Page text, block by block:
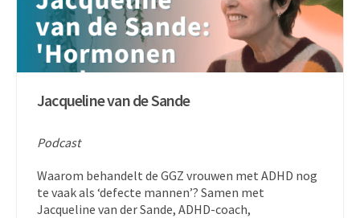
Jacqueline van de Sande
Podcast
Waarom behandelt de GGZ vrouwen met ADHD nog
te vaak als ‘defecte mannen’? Samen met
Jacqueline van der Sande, ADHD-coach,